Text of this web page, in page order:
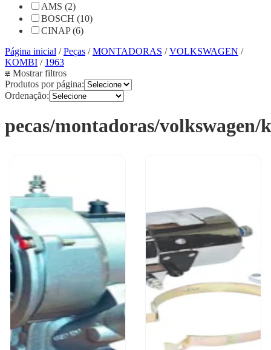
AMS (2)
BOSCH (10)
CINAP (6)
Página inicial /Peças /MONTADORAS /VOLKSWAGEN /
KOMBI / 1963
Mostrar filtros
Produtos por página:
Ordenação:
pecas/montadoras/volkswagen/